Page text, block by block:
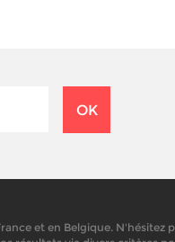
et en Belgique. N'hésitez